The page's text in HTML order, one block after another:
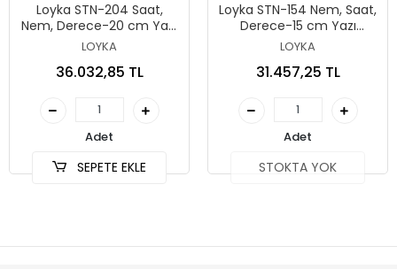
Loyka STN-204 Saat,
Nem, Derece-20 cm Yazı
Yüksekliği
LOYKA
36.032,85 TL
Adet
SEPETE EKLE
Loyka STN-154 Nem, Saat,
Derece-15 cm Yazı
Yüksekliği
LOYKA
31.457,25 TL
Adet
STOKTA YOK